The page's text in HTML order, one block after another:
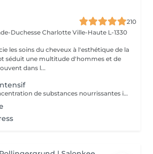
210
Duchesse Charlotte Ville-Haute L-1330
les soins du cheveux à l'esthétique de la
séduit une multitude d'hommes et de
dans l...
Grâce à la forte concentration de substances nourrissantes il pénètre profondément dans les fibre capillaire, les renforce, les nourrit intensément, redonne vitalité, favorisé leur régénération, lisse leur surface les laissant douces au toucher, brillantes, résistantes.